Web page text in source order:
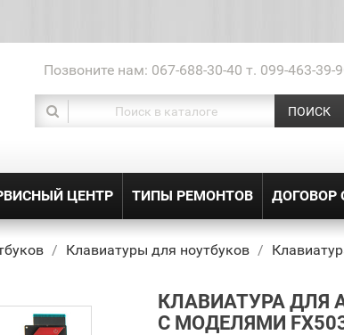
Позвоните нам: 067-688-30-40 т. 099-463-39-
ПОИСК
ЦЕНТР ТИПЫ РЕМОНТОВ ДОГОВОР
Клавиатуры для ноутбуков
КЛАВИАТУРА ДЛЯ
С МОДЕЛЯМИ